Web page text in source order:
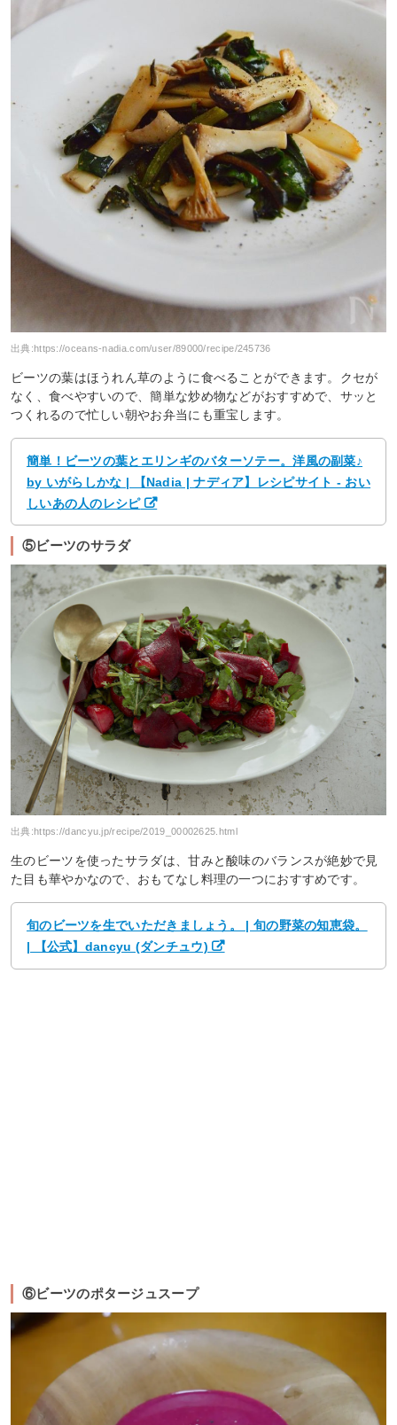
出典:https://oceans-nadia.com/user/89000/recipe/245736
ビーツの葉はほうれん草のように食べることができます。クセが
なく、食べやすいので、簡単な炒め物などがおすすめで、サッと
つくれるので忙しい朝やお弁当にも重宝します。
簡単！ビーツの葉とエリンギのバターソテー。洋風の副菜♪
by いがらしかな | 【Nadia | ナディア】レシピサイト - おい
しいあの人のレシピ
⑤ビーツのサラダ
出典:https://dancyu.jp/recipe/2019_00002625.html
生のビーツを使ったサラダは、甘みと酸味のバランスが絶妙で見
た目も華やかなので、おもてなし料理の一つにおすすめです。
旬のビーツを生でいただきましょう。 | 旬の野菜の知恵袋。
| 【公式】dancyu (ダンチュウ)
⑥ビーツのポタージュスープ